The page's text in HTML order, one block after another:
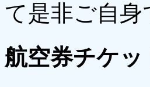
て是非ご自
航空券チケ